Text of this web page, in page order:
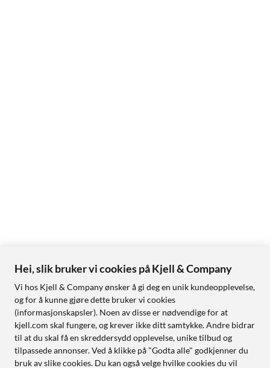
Hei, slik bruker vi cookies på Kjell & Company
Vi hos Kjell & Company ønsker å gi deg en unik kundeopplevelse,
og for å kunne gjøre dette bruker vi cookies
(informasjonskapsler). Noen av disse er nødvendige for at
kjell.com skal fungere, og krever ikke ditt samtykke. Andre bidrar
til at du skal få en skreddersydd opplevelse, unike tilbud og
tilpassede annonser. Ved å klikke på "Godta alle" godkjenner du
bruk av slike cookies. Du kan også velge hvilke cookies du vil